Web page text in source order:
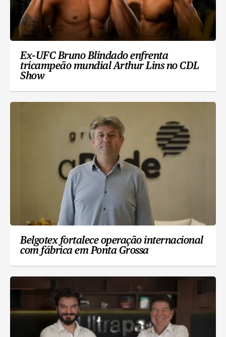
Ex-UFC Bruno Blindado enfrenta
tricampeão mundial Arthur Lins no CDL
Show
Belgotex fortalece operação internacional
com fábrica em Ponta Grossa